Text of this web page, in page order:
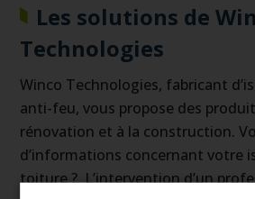
Les solutions de
Technologies
Winco Technologies, fabricant
anti-feu, vous propose des
rénovation et à la construction.
d’informations concernant votre
toiture ? L’intervention d’un